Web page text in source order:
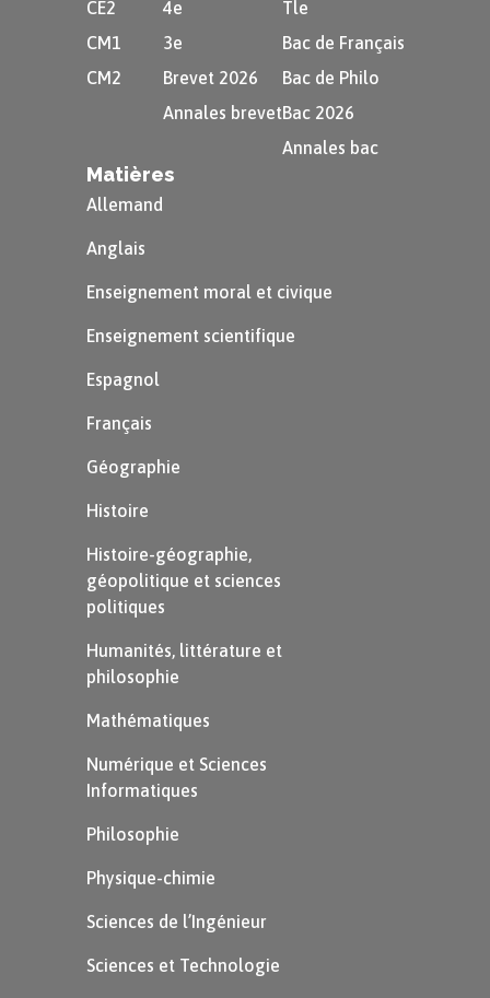
À partir des documents, donnez l’évènement
qui est à l’origine de la maladie.
CE2
CM1
CM2
4e
3e
Brevet 2026
Annales brevet
Tle
Bac de Français
Bac de Philo
Bac 2026
Annales bac
Matières
Allemand
Anglais
Enseignement moral et civique
Enseignement scientifique
Espagnol
Français
Géographie
Histoire
Histoire-géographie,
géopolitique et sciences
politiques
Humanités, littérature et
philosophie
Mathématiques
Numérique et Sciences
Informatiques
Philosophie
Physique-chimie
Sciences de l’Ingénieur
Sciences et Technologie